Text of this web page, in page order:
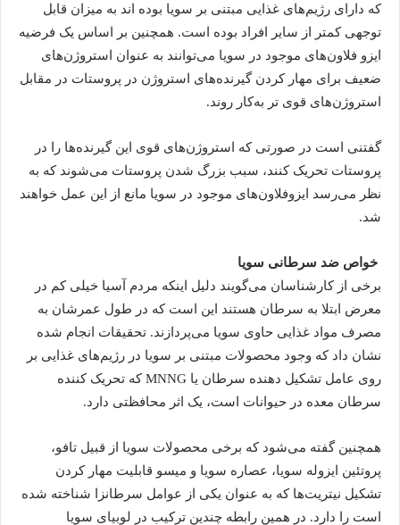
که دارای رژیم‌های غذایی مبتنی بر سویا بوده اند به میزان قابل
توجهی کمتر از سایر افراد بوده است. همچنین بر اساس یک فرضیه
ایزو فلاون‌های موجود در سویا می‌توانند به عنوان استروژن‌های
ضعیف برای مهار کردن گیرنده‌های استروژن در پروستات در مقابل
استروژن‌های قوی تر به‌کار روند.
گفتنی است در صورتی که استروژن‌های قوی این گیرنده‌ها را در
پروستات تحریک کنند، سبب بزرگ شدن پروستات می‌شوند که به
نظر می‌رسد ایزوفلاون‌های موجود در سویا مانع از این عمل خواهند
شد.
خواص ضد سرطانی سویا
برخی از کارشناسان می‌گویند دلیل اینکه مردم آسیا خیلی کم در
معرض ابتلا به سرطان هستند این است که در طول عمرشان به
مصرف مواد غذایی حاوی سویا می‌پردازند. تحقیقات انجام شده
نشان داد که وجود محصولات مبتنی بر سویا در رژیم‌های غذایی بر
روی عامل تشکیل دهنده سرطان یا MNNG که تحریک کننده
سرطان معده در حیوانات است، یک اثر محافظتی دارد.
همچنین گفته می‌شود که برخی محصولات سویا از قبیل تافو،
پروتئین ایزوله سویا، عصاره سویا و میسو قابلیت مهار کردن
تشکیل نیتریت‌ها که به عنوان یکی از عوامل سرطانزا شناخته شده
است را دارد. در همین رابطه چندین ترکیب در لوبیای سویا